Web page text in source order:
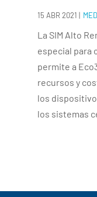
15 ABR 2021 |
La SIM Alto
especial para
permite a
recursos y
los
los sistemas